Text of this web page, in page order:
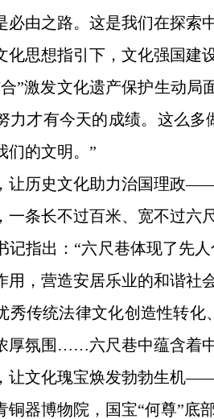
必由之路。这是我们在探索
化思想指引下，文化强国建
”激发文化遗产保护生动局
力才有今天的成绩。这么
们的文明。”
让历史文化助力治国理政
一条长不过百米、宽不过六
记指出：“六尺巷体现了先
用，营造安居乐业的和谐社
秀传统法律文化创造性转
厚氛围……六尺巷中蕴含着
让文化瑰宝焕发勃勃生机
铜器博物院，国宝“何尊”底